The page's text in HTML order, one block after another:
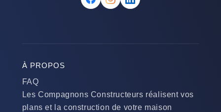
À PROPOS
FAQ
Les Compagnons Constructeurs réalisent vos
plans et la construction de votre maison